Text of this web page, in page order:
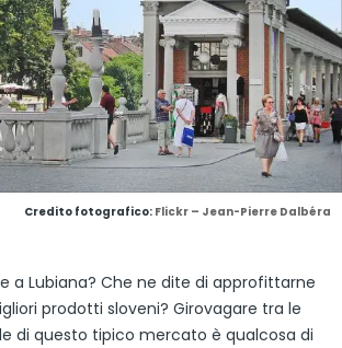
Credito fotografico: Flickr – Jean-Pierre Dalbéra
a Lubiana? Che ne dite di approfittarne
prodotti sloveni? Girovagare tra le
di questo tipico mercato è qualcosa di